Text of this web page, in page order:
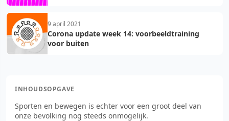
9 april 2021
Corona update week 14: voorbeeldtraining
voor buiten
INHOUDSOPGAVE
Sporten en bewegen is echter voor een groot deel van
onze bevolking nog steeds onmogelijk.